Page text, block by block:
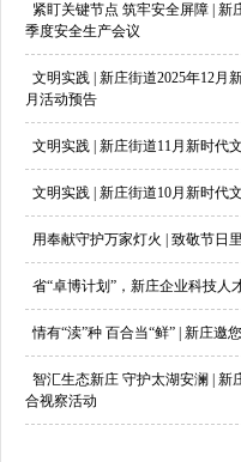
紧盯关键节点 筑牢安全屏障 |
季度安全生产会议
文明实践 | 新庄街道2025年12月
月活动预告
文明实践 | 新庄街道11月新时代
文明实践 | 新庄街道10月新时代
用奉献守护万家灯火 | 致敬节日
省“卓博计划”，新庄企业科技人
情有“渎”种 百合当“鲜” | 新庄邀
智汇生态新庄 守护太湖安澜 |
合视察活动